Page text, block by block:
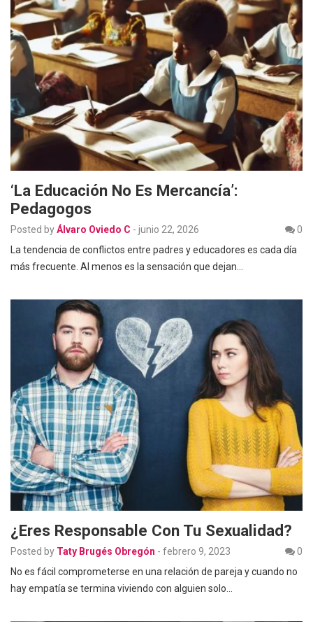
‘La Educación No Es Mercancía’:
Pedagogos
Posted byÁlvaro Oviedo C - junio 22, 2026
0
La tendencia de conflictos entre padres y educadores es cada día
más frecuente. Al menos es la sensación que dejan…
¿Eres Responsable Con Tu Sexualidad?
Posted by Taty Brugés Obregón - febrero 9, 2023
0
No es fácil comprometerse en una relación de pareja y cuando no
hay empatía se termina viviendo con alguien solo…